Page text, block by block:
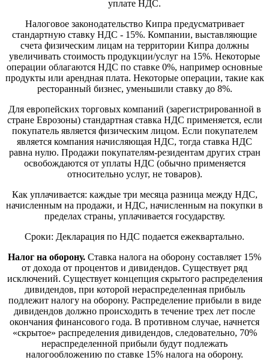
уплате НДС.
Налоговое законодательство Кипра предусматривает
стандартную ставку НДС - 15%. Компании, выставляющие
счета физическим лицам на территории Кипра должны
увеличивать стоимость продукции/услуг на 15%. Некоторые
операции облагаются НДС по ставке 0%, например основные
продукты или арендная плата. Некоторые операции, такие как
ресторанный бизнес, уменьшили ставку до 8%.
Для европейских торговых компаний (зарегистрированной в
стране Еврозоны) стандартная ставка НДС применяется, если
покупатель является физическим лицом. Если покупателем
является компания начисляющая НДС, тогда ставка НДС
равна нулю. Продажи покупателям-резидентам других стран
освобождаются от уплаты НДС (обычно применяется
относительно услуг, не товаров).
Как уплачивается: каждые три месяца разница между НДС,
начисленным на продажи, и НДС, начисленным на покупки в
пределах страны, уплачивается государству.
Сроки: Декларация по НДС подается ежеквартально.
Налог на оборону. Ставка налога на оборону составляет 15%
от дохода от процентов и дивидендов. Существует ряд
исключений. Существует концепция скрытого распределения
дивидендов, при которой нераспределенная прибыль
подлежит налогу на оборону. Распределение прибыли в виде
дивидендов должно происходить в течение трех лет после
окончания финансового года. В противном случае, начнется
«скрытое» распределения дивидендов, следовательно, 70%
нераспределенной прибыли будут подлежать
налогообложению по ставке 15% налога на оборону.